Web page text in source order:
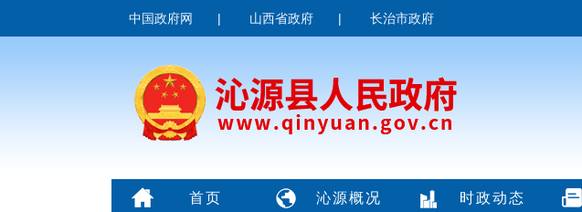
中国政府网 | 山西省政府 | 长治市政府
首页 沁源概况 时政动态